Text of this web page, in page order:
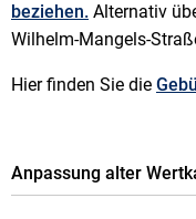
beziehen. Alternativ
Wilhelm-Mangels-
Hier finden Sie die
Anpassung alter